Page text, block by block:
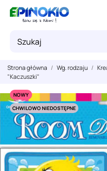
Strona główna Wg. rodzaju
"Kaczuszki"
NOWY
CHWILOWO NIEDOSTĘPNE